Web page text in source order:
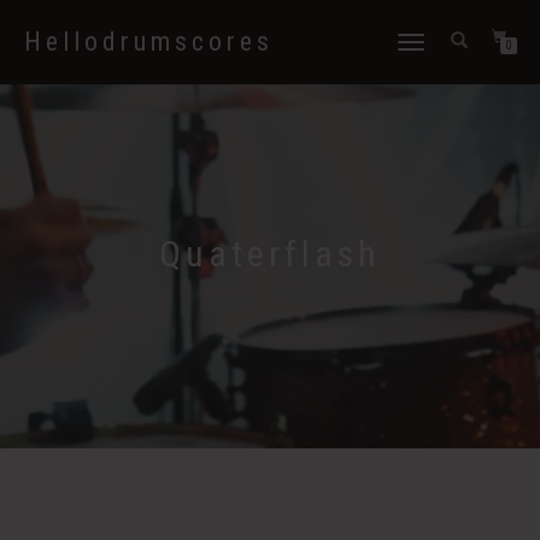
Hellodrumscores
Déplier
navigation
0
Quaterflash